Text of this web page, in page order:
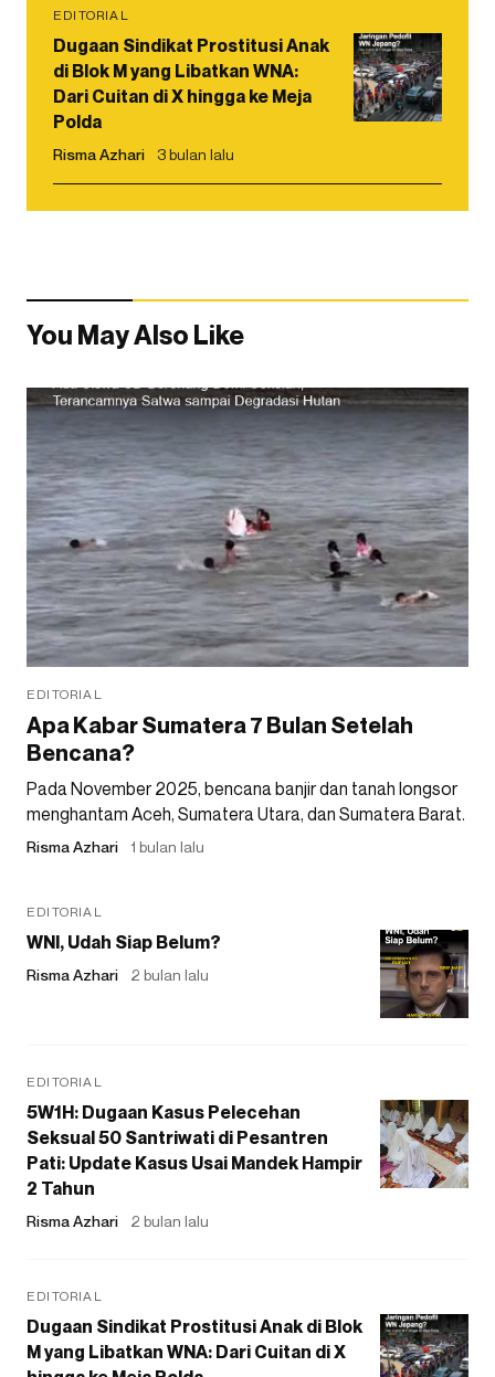
EDITORIAL
Dugaan Sindikat Prostitusi Anak
di Blok M yang Libatkan WNA:
Dari Cuitan di X hingga ke Meja
Polda
Risma Azhari 3 bulan lalu
You May Also Like
EDITORIAL
Apa Kabar Sumatera 7 Bulan Setelah
Bencana?
Pada November 2025, bencana banjir dan tanah longsor
menghantam Aceh, Sumatera Utara, dan Sumatera Barat.
Risma Azhari 1 bulan lalu
EDITORIAL
WNI, Udah Siap Belum?
Risma Azhari 2 bulan lalu
EDITORIAL
5W1H: Dugaan Kasus Pelecehan
Seksual 50 Santriwati di Pesantren
Pati: Update Kasus Usai Mandek Hampir
2 Tahun
Risma Azhari 2 bulan lalu
EDITORIAL
Dugaan Sindikat Prostitusi Anak di Blok
M yang Libatkan WNA: Dari Cuitan di X